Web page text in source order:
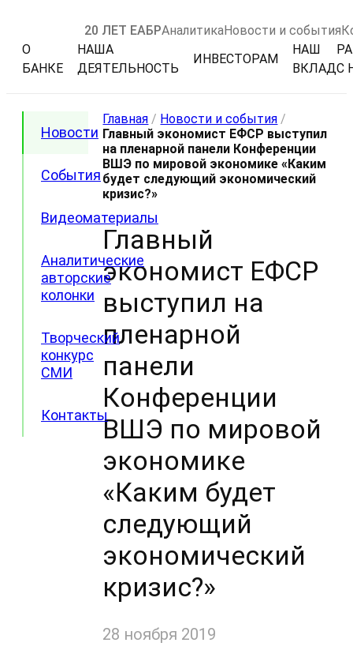
20 ЛЕТ ЕАБРАналитикаНовости и события
О
БАНКЕ
НАША
ДЕЯТЕЛЬНОСТЬ
ИНВЕСТОРАМ
НАШ
ВКЛАДС
Новости
События
Видеоматериалы
Аналитические
авторские
колонки
Творческий
конкурс
СМИ
Контакты
Главная / Новости и события /
Главный экономист ЕФСР выступил
на пленарной панели Конференции
ВШЭ по мировой экономике «Каким
будет следующий экономический
кризис?»
Главный
экономист ЕФСР
выступил на
пленарной
панели
Конференции
ВШЭ по мировой
экономике
«Каким будет
следующий
экономический
кризис?»
28 ноября 2019